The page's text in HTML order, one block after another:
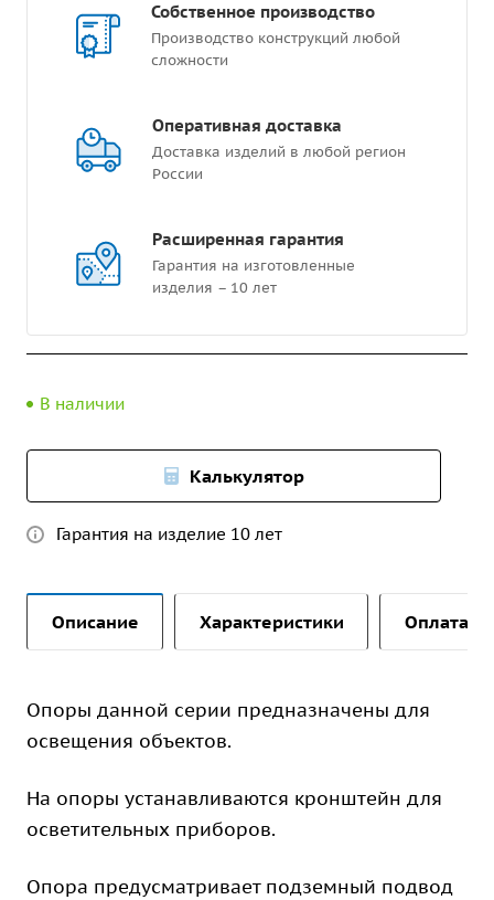
Собственное производство
Производство конструкций любой
сложности
Оперативная доставка
Доставка изделий в любой регион
России
Расширенная гарантия
Гарантия на изготовленные
изделия – 10 лет
В наличии
Калькулятор
Гарантия на изделие 10 лет
Описание Характеристики Оплата и
Опоры данной серии предназначены для
освещения объектов.
На опоры устанавливаются кронштейн для
осветительных приборов.
Опора предусматривает подземный подвод